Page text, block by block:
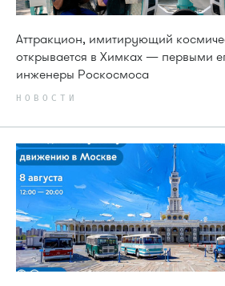
Аттракцион, имитирующий
открывается в Химках — первыми
инженеры Роскосмоса
НОВОСТИ